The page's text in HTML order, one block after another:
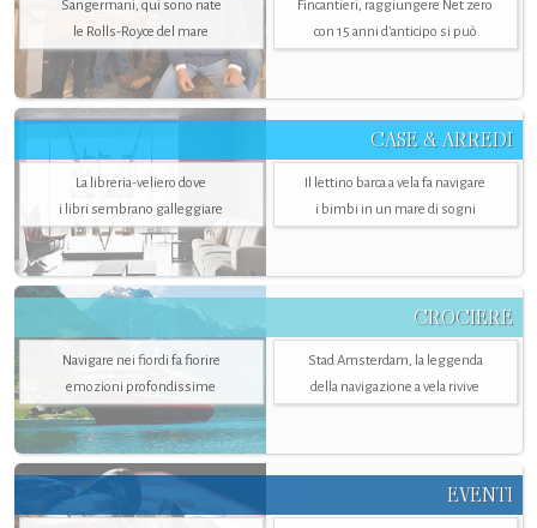
Sangermani, qui sono nate
le Rolls-Royce del mare
Fincantieri, raggiungere Net zero
con 15 anni d'anticipo si può
CASE & ARREDI
La libreria-veliero dove
i libri sembrano galleggiare
Il lettino barca a vela fa navigare
i bimbi in un mare di sogni
CROCIERE
Navigare nei fiordi fa fiorire
emozioni profondissime
Stad Amsterdam, la leggenda
della navigazione a vela rivive
EVENTI